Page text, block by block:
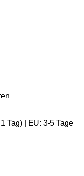
Tag) | EU: 3-5 Tage